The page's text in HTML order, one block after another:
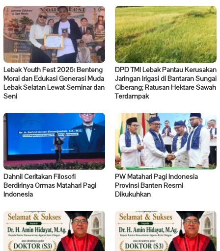
Lebak Youth Fest 2026: Benteng
Moral dan Edukasi Generasi Muda
Lebak Selatan Lewat Seminar dan
Seni
DPD TMI Lebak Pantau Kerusakan
Jaringan Irigasi di Bantaran Sungai
Ciberang; Ratusan Hektare Sawah
Terdampak
Dahnil Ceritakan Filosofi
Berdirinya Ormas Matahari Pagi
Indonesia
PW Matahari Pagi Indonesia
Provinsi Banten Resmi
Dikukuhkan